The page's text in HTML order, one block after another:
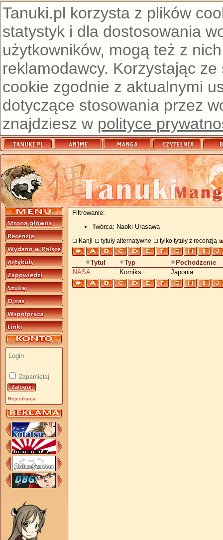
Tanuki.pl korzysta z plików
statystyk i dla dostosowania
użytkowników, mogą też z
reklamodawcy. Korzystając
cookie zgodnie z aktualnymi
dotyczące stosowania przez
znajdziesz w polityce
Zapamiętaj
Rejestracja
Filtrowanie:
Twórca: Naoki Urasawa
Kanji tytuły alternatywne tylko tytuły z recenzją
Tytuł Typ
Pochodzenie
NASA
Komiks Japonia